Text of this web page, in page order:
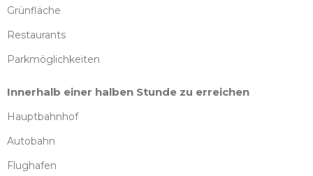
Grünfläche
Restaurants
Parkmöglichkeiten
Innerhalb einer halben Stunde zu erreichen
Hauptbahnhof
Autobahn
Flughafen